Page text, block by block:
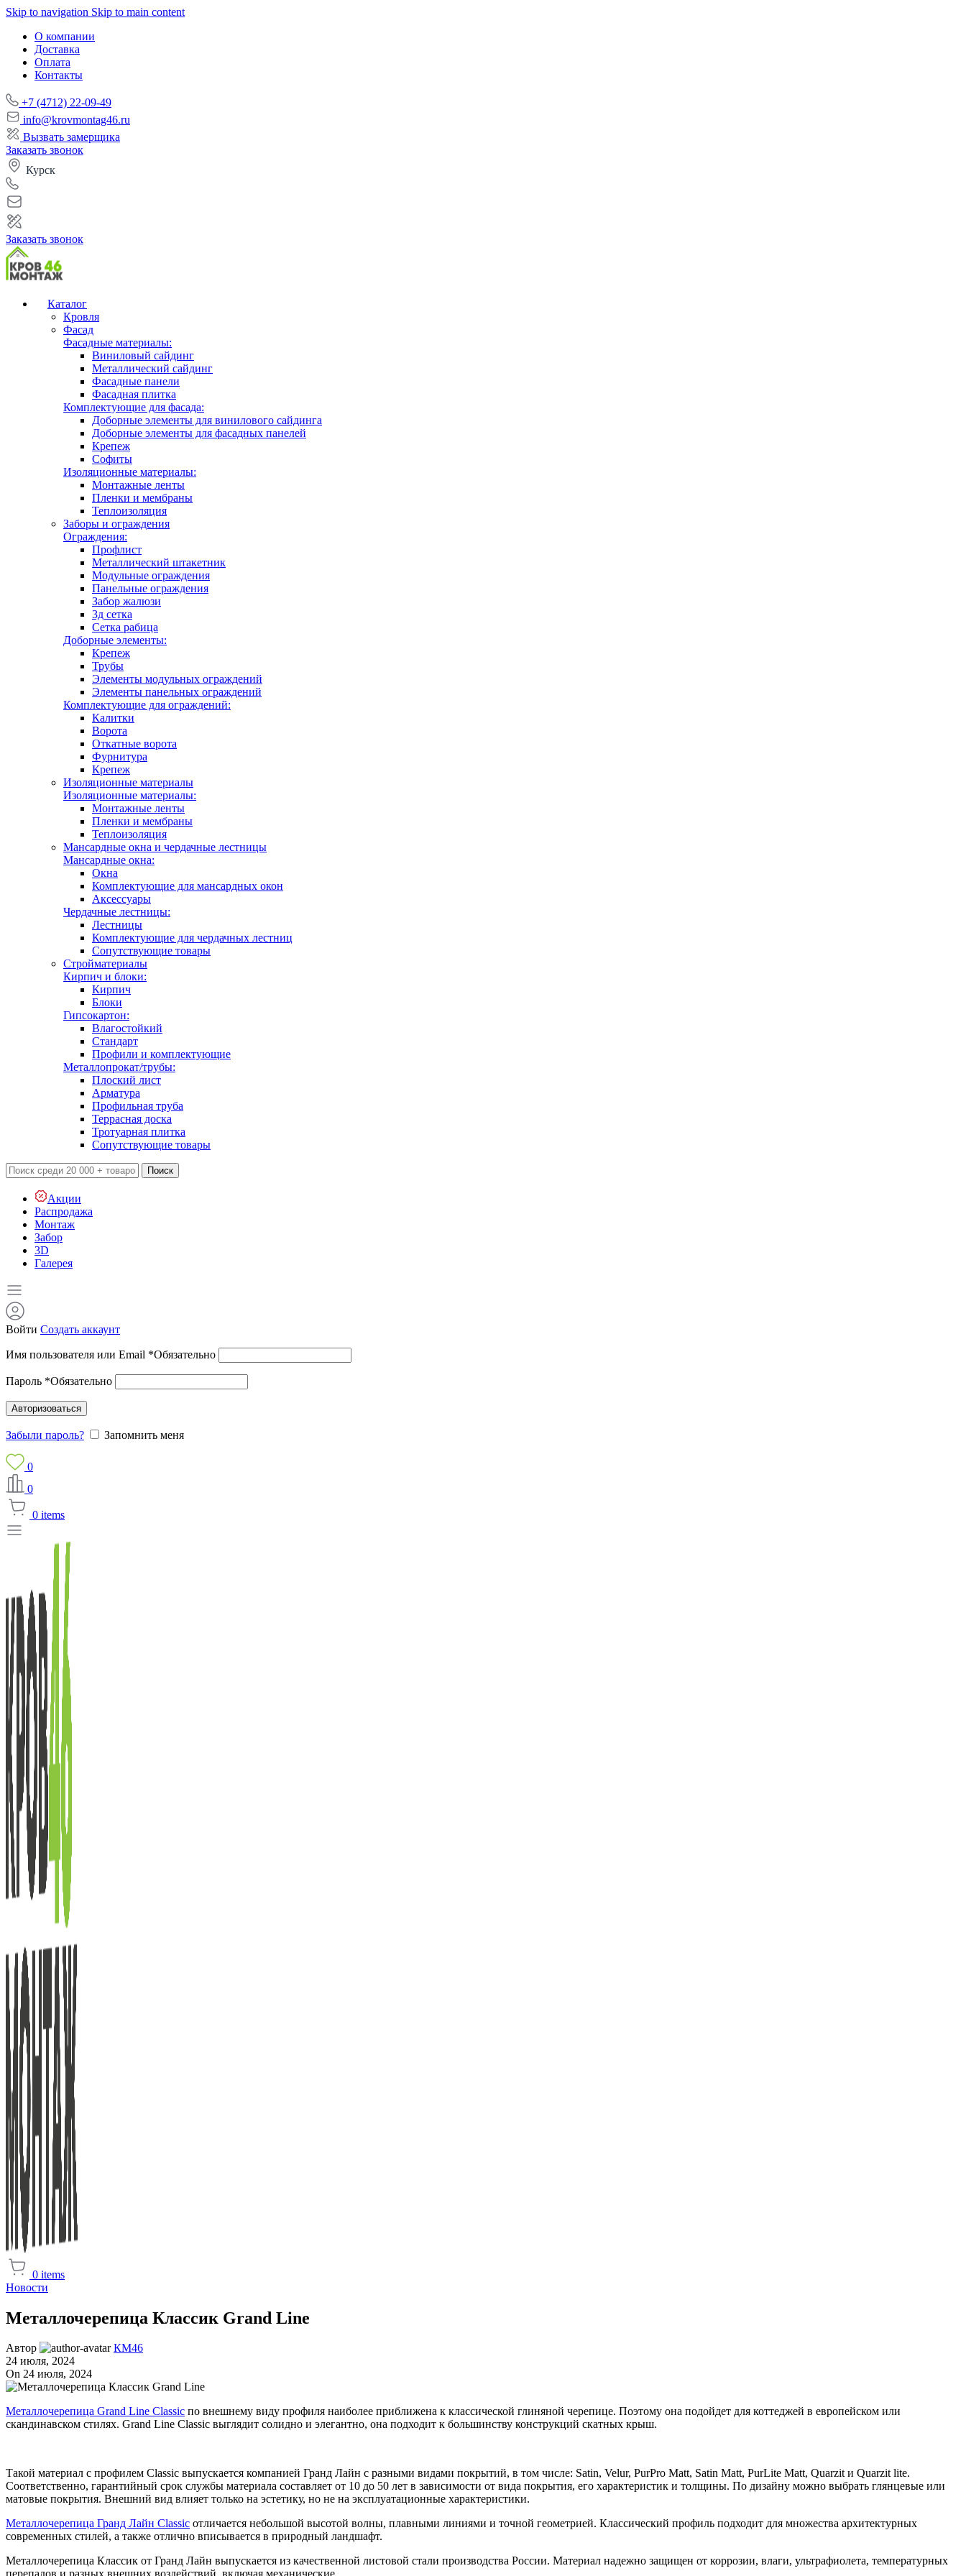
Skip to navigation Skip to main content
О компании
Доставка
Оплата
Контакты
+7 (4712) 22-09-49
info@krovmontag46.ru
Вызвать замерщика
Заказать звонок
Курск
Заказать звонок
Каталог
Кровля
Фасад
Фасадные материалы:
Виниловый сайдинг
Металлический сайдинг
Фасадные панели
Фасадная плитка
Комплектующие для фасада:
Доборные элементы для винилового сайдинга
Доборные элементы для фасадных панелей
Крепеж
Софиты
Изоляционные материалы:
Монтажные ленты
Пленки и мембраны
Теплоизоляция
Заборы и ограждения
Ограждения:
Профлист
Металлический штакетник
Модульные ограждения
Панельные ограждения
Забор жалюзи
3д сетка
Сетка рабица
Доборные элементы:
Крепеж
Трубы
Элементы модульных ограждений
Элементы панельных ограждений
Комплектующие для ограждений:
Калитки
Ворота
Откатные ворота
Фурнитура
Крепеж
Изоляционные материалы
Изоляционные материалы:
Монтажные ленты
Пленки и мембраны
Теплоизоляция
Мансардные окна и чердачные лестницы
Мансардные окна:
Окна
Комплектующие для мансардных окон
Аксессуары
Чердачные лестницы:
Лестницы
Комплектующие для чердачных лестниц
Сопутствующие товары
Стройматериалы
Кирпич и блоки:
Кирпич
Блоки
Гипсокартон:
Влагостойкий
Стандарт
Профили и комплектующие
Металлопрокат/трубы:
Плоский лист
Арматура
Профильная труба
Террасная доска
Тротуарная плитка
Сопутствующие товары
Поиск
Акции
Распродажа
Монтаж
Забор
3D
Галерея
Войти Создать аккаунт
Имя пользователя или Email *Обязательно
Пароль *Обязательно
Авторизоваться
Забыли пароль? Запомнить меня
0
0
0 items
0 items
Новости
Металлочерепица Классик Grand Line
Автор
КМ46
24 июля, 2024
On 24 июля, 2024
Металлочерепица Grand Line Classic по внешнему виду профиля наиболее приближена к классической глиняной черепице. Поэтому она подойдет для коттеджей в европейском или
скандинавском стилях. Grand Line Classic выглядит солидно и элегантно, она подходит к большинству конструкций скатных крыш.
Такой материал с профилем Classic выпускается компанией Гранд Лайн с разными видами покрытий, в том числе: Satin, Velur, PurPro Matt, Satin Matt, PurLite Matt, Quarzit и Quarzit lite.
Соответственно, гарантийный срок службы материала составляет от 10 до 50 лет в зависимости от вида покрытия, его характеристик и толщины. По дизайну можно выбрать глянцевые или
матовые покрытия. Внешний вид влияет только на эстетику, но не на эксплуатационные характеристики.
Металлочерепица Гранд Лайн Classic отличается небольшой высотой волны, плавными линиями и точной геометрией. Классический профиль подходит для множества архитектурных
современных стилей, а также отлично вписывается в природный ландшафт.
Металлочерепица Классик от Гранд Лайн выпускается из качественной листовой стали производства России. Материал надежно защищен от коррозии, влаги, ультрафиолета, температурных